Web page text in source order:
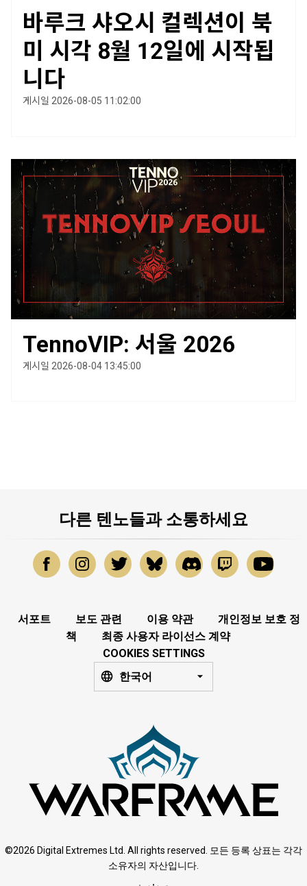
바루크 샤오시 컬렉션이 북
미 시각 8월 12일에 시작됩
니다
게시일 2026-08-05 11:02:00
TennoVIP: 서울 2026
게시일 2026-08-04 13:45:00
다른 텐노들과 소통하세요
서포트 보도 관련 이용 약관
개인정보 보호 정
책
최종 사용자 라이선스 계약
COOKIES SETTINGS
한국어
©2026 Digital Extremes Ltd. All rights reserved. 모든 등록 상표는 각각
소유자의 자산입니다.